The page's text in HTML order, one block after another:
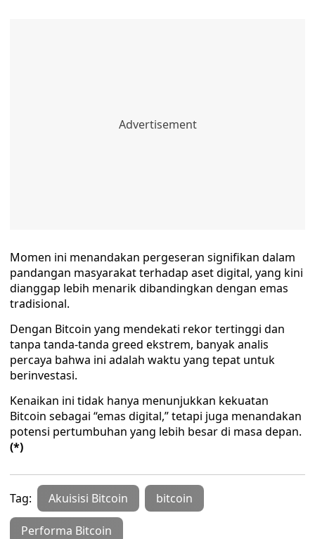
Momen ini menandakan pergeseran signifikan dalam
pandangan masyarakat terhadap aset digital, yang kini
dianggap lebih menarik dibandingkan dengan emas
tradisional.
Dengan Bitcoin yang mendekati rekor tertinggi dan
tanpa tanda-tanda greed ekstrem, banyak analis
percaya bahwa ini adalah waktu yang tepat untuk
berinvestasi.
Kenaikan ini tidak hanya menunjukkan kekuatan
Bitcoin sebagai “emas digital,” tetapi juga menandakan
potensi pertumbuhan yang lebih besar di masa depan.
(*)
Tag: Akuisisi Bitcoin bitcoin
Performa Bitcoin